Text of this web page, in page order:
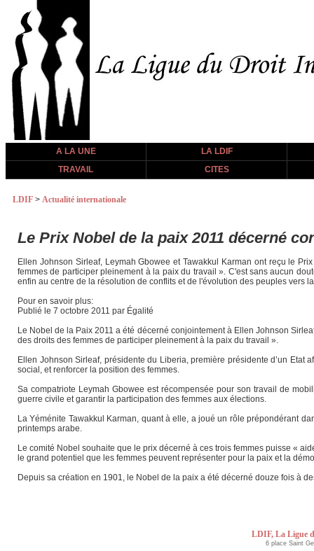
A LA UNE
LA LDIF
TRAVAIL
CITES
LDIF > Actualité internationale
Le Prix Nobel de la paix 2011 décerné
Ellen Johnson Sirleaf, Leymah Gbowee et Tawakkul Karman ont reçu le
femmes de participer pleinement à la paix du travail ». C'est sans aucun
enfin au centre de la résolution de conflits et de l'évolution des peuples vers
Pour en savoir plus:
Publié le 7 octobre 2011 par Égalité
Le Nobel de la Paix 2011 a été décerné conjointement à Ellen Johnson
des droits des femmes de participer pleinement à la paix du travail ».
Ellen Johnson Sirleaf, présidente du Liberia, première présidente d’un
social, et renforcer la position des femmes.
Sa compatriote Leymah Gbowee est récompensée pour son travail de
guerre civile et garantir la participation des femmes aux élections.
La Yéménite Tawakkul Karman, quant à elle, a joué un rôle prépondérant
printemps arabe.
Le comité Nobel souhaite que le prix décerné à ces trois femmes puisse «
le grand potentiel que les femmes peuvent représenter pour la paix et la
Depuis sa création en 1901, le Nobel de la paix a été décerné douze fois à
LDIF, La Ligue
6 place Saint